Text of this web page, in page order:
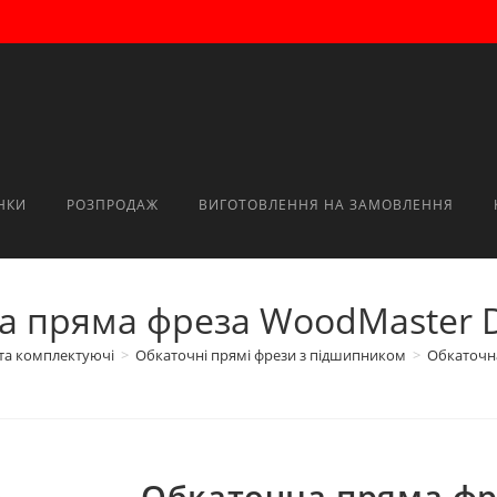
РОЗПРОДАЖ ВИГОТОВЛЕННЯ НА ЗАМОВЛЕННЯ
пряма фреза WoodMaster
комплектуючі > Обкаточні прямі фрези з підшипником >